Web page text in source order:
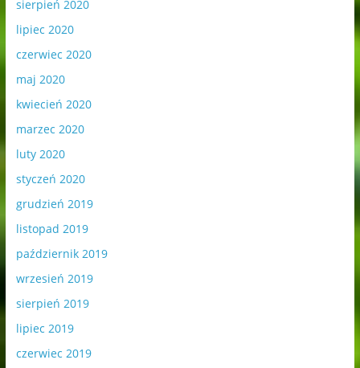
sierpień 2020
lipiec 2020
czerwiec 2020
maj 2020
kwiecień 2020
marzec 2020
luty 2020
styczeń 2020
grudzień 2019
listopad 2019
październik 2019
wrzesień 2019
sierpień 2019
lipiec 2019
czerwiec 2019